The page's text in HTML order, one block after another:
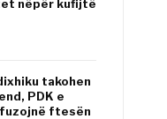
nëpër kufijtë
takohen
PDK e
ftesën